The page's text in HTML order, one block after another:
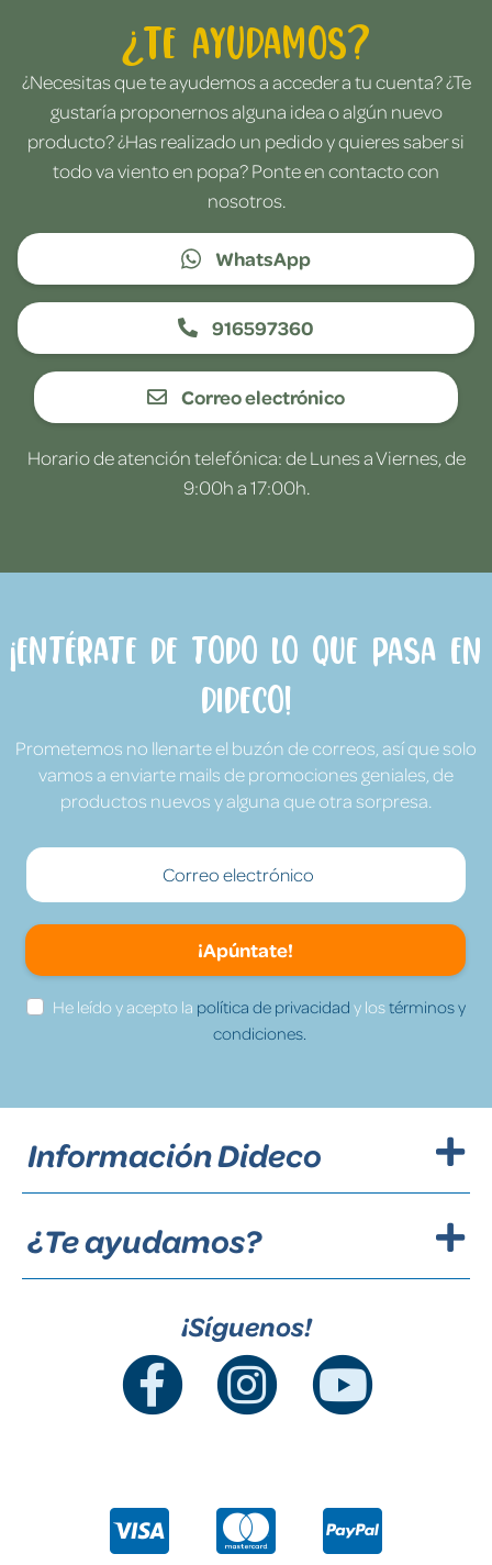
¿Te ayudamos?
¿Necesitas que te ayudemos a acceder a tu cuenta? ¿Te
gustaría proponernos alguna idea o algún nuevo
producto? ¿Has realizado un pedido y quieres saber si
todo va viento en popa? Ponte en contacto con
nosotros.
WhatsApp
916597360
Correo electrónico
Horario de atención telefónica: de Lunes a Viernes, de
9:00h a 17:00h.
¡Entérate de todo lo que pasa en
Dideco!
Prometemos no llenarte el buzón de correos, así que solo
vamos a enviarte mails de promociones geniales, de
productos nuevos y alguna que otra sorpresa.
¡Apúntate!
He leído y acepto la política de privacidad y lostérminos y
condiciones.
Información Dideco
¿Te ayudamos?
¡Síguenos!